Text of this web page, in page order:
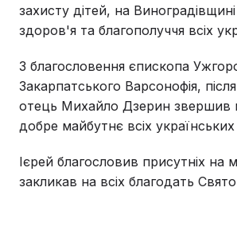
захисту дітей, на
здоров'я та благополуччя всіх
З благословення єпископа
Закарпатського Варсонофія,
отець Михайло Дзерин звершив
добре майбутнє всіх українських
Ієрей благословив присутніх на
закликав на всіх благодать